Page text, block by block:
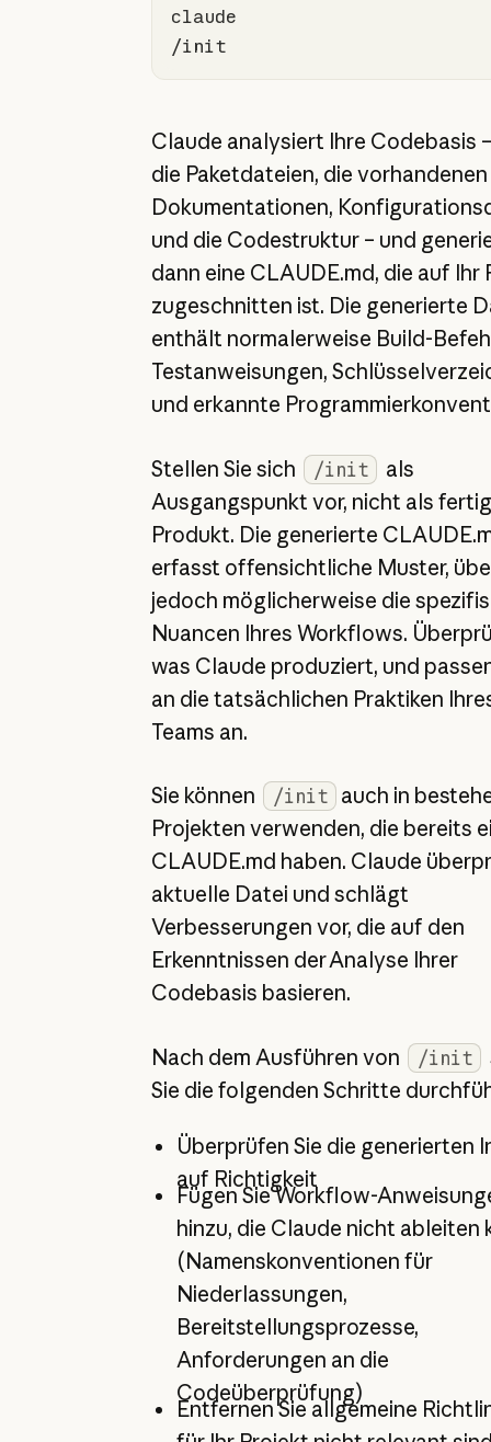
/init
Claude analysiert Ihre Codebasis
die Paketdateien, die vorhandenen
Dokumentationen,
und die Codestruktur – und
dann eine CLAUDE.md, die auf Ihr
zugeschnitten ist. Die generierte
enthält normalerweise Build-
Testanweisungen,
und erkannte
Stellen Sie sich /init
als
Ausgangspunkt vor, nicht als
Produkt. Die generierte
erfasst offensichtliche Muster,
jedoch möglicherweise die
Nuancen Ihres Workflows.
was Claude produziert, und
an die tatsächlichen Praktiken
Teams an.
Sie können /init
auch in
Projekten verwenden, die bereits
CLAUDE.md haben. Claude
aktuelle Datei und schlägt
Verbesserungen vor, die auf den
Erkenntnissen der Analyse Ihrer
Codebasis basieren.
Nach dem Ausführen von /init
Sie die folgenden Schritte
Überprüfen Sie die generierten
auf Richtigkeit
Fügen Sie Workflow-
hinzu, die Claude nicht ableiten
(Namenskonventionen für
Niederlassungen,
Bereitstellungsprozesse,
Anforderungen an die
Codeüberprüfung)
Entfernen Sie allgemeine